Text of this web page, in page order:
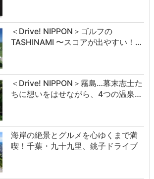
＜Drive! NIPPON＞ゴルフの
TASHINAMI 〜スコアが出やすい！…
＜Drive! NIPPON＞霧島…幕末志士た
ちに想いをはせながら、4つの温泉…
海岸の絶景とグルメを心ゆくまで満
喫！千葉・九十九里、銚子ドライブ